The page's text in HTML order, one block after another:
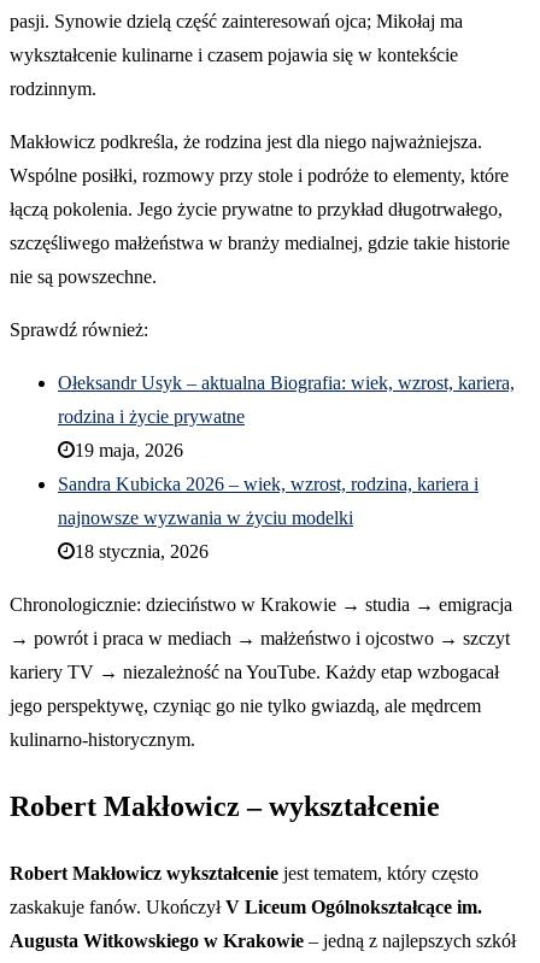
pasji. Synowie dzielą część zainteresowań ojca; Mikołaj ma
wykształcenie kulinarne i czasem pojawia się w kontekście
rodzinnym.
Makłowicz podkreśla, że rodzina jest dla niego najważniejsza.
Wspólne posiłki, rozmowy przy stole i podróże to elementy, które
łączą pokolenia. Jego życie prywatne to przykład długotrwałego,
szczęśliwego małżeństwa w branży medialnej, gdzie takie historie
nie są powszechne.
Sprawdź również:
Ołeksandr Usyk – aktualna Biografia: wiek, wzrost, kariera,
rodzina i życie prywatne
19 maja, 2026
Sandra Kubicka 2026 – wiek, wzrost, rodzina, kariera i
najnowsze wyzwania w życiu modelki
18 stycznia, 2026
Chronologicznie: dzieciństwo w Krakowie → studia → emigracja
→ powrót i praca w mediach → małżeństwo i ojcostwo → szczyt
kariery TV → niezależność na YouTube. Każdy etap wzbogacał
jego perspektywę, czyniąc go nie tylko gwiazdą, ale mędrcem
kulinarno-historycznym.
Robert Makłowicz – wykształcenie
Robert Makłowicz wykształcenie jest tematem, który często
zaskakuje fanów. UkończyłV Liceum Ogólnokształcące im.
Augusta Witkowskiego w Krakowie – jedną z najlepszych szkół